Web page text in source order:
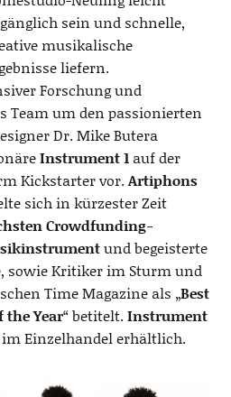
sein und schnelle,
musikalische
liefern.
Forschung und
Team um den passionierten
Dr. Mike Butera
Instrument 1auf der
Kickstarter vor.Artiphons
sich in kürzester Zeit
Crowdfunding-
und begeisterte
sowie Kritiker im Sturm und
Time Magazine als „Best
Year“ betitelt.Instrument
Einzelhandel erhältlich.